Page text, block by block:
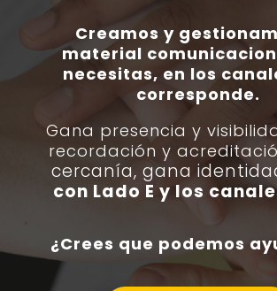
Creamos y
material
necesitas, en los
corresponde.
Gana presencia y
recordación y
cercanía, gana
con Lado E y los
¿Crees que podemos